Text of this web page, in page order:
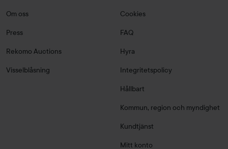
Om oss
Press
Rekomo Auctions
Visselblåsning
Cookies
FAQ
Hyra
Integritetspolicy
Hållbart
Kommun, region och myndighet
Kundtjänst
Mitt konto